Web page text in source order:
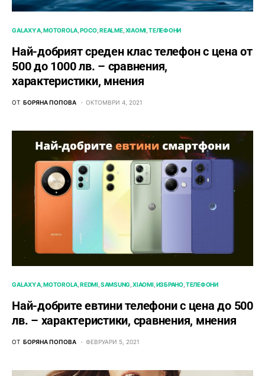
GALAXY A MOTOROLA POCO REALME XIAOMI ТЕЛЕФОНИ
Най-добрият среден клас телефон с цена от
500 до 1000 лв. – сравнения,
характеристики, мнения
ОТ БОРЯНА ПОПОВА ОКТОМВРИ 4, 2021
GALAXY A MOTOROLA REDMI SAMSUNG XIAOMI ИЗБРАНО ТЕЛЕФОНИ
Най-добрите евтини телефони с ценa до 500
лв. – характeристики, сравнения, мнения
ОТ БОРЯНА ПОПОВА ФЕВРУАРИ 5, 2021